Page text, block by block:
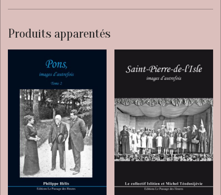
Produits apparentés